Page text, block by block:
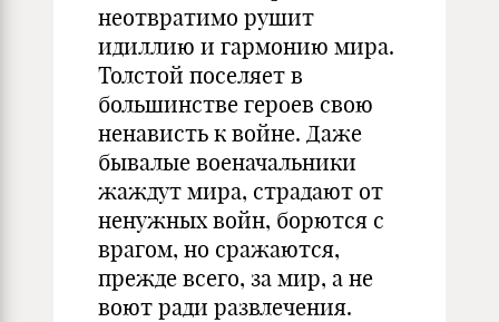
неотвратимо рушит
идиллию и гармонию мира.
Толстой поселяет в
большинстве героев свою
ненависть к войне. Даже
бывалые военачальники
жаждут мира, страдают от
ненужных войн, борются с
врагом, но сражаются,
прежде всего, за мир, а не
воют ради развлечения.